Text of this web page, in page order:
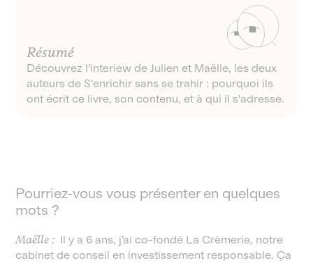
Résumé
Découvrez l'interiew de Julien et Maëlle, les deux
auteurs de S'enrichir sans se trahir : pourquoi ils
ont écrit ce livre, son contenu, et à qui il s'adresse.
Pourriez-vous vous présenter en quelques
mots ?
Maëlle : Il y a 6 ans, j’ai co-fondé La Crèmerie, notre
cabinet de conseil en investissement responsable. Ça